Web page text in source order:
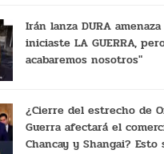
Irán lanza DURA
iniciaste LA GUERRA,
acabaremos nosotros"
¿Cierre del estrecho de
Guerra afectará el
Chancay y Shangai? Esto